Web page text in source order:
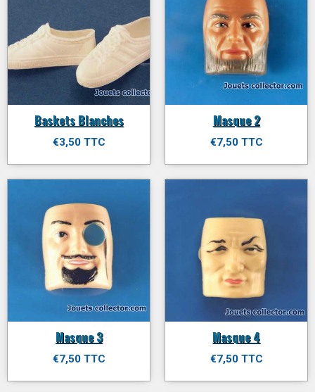
Baskets Blanches
€3,50 TTC
Masque 2
€7,50 TTC
Masque 3
€7,50 TTC
Masque 4
€7,50 TTC